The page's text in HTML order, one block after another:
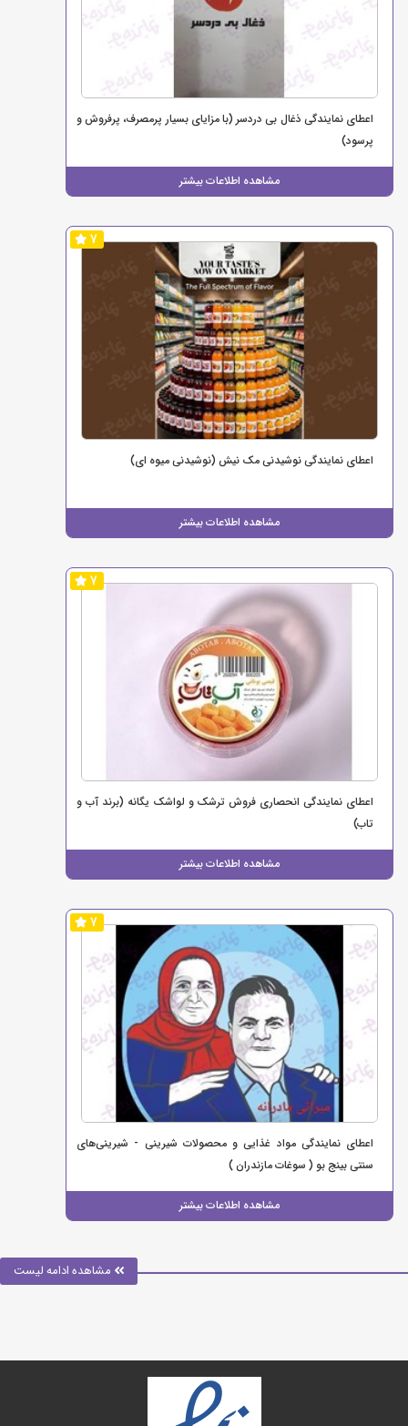
اعطای نمایندگی ذغال بی دردسر (با مزایای بسیار پرمصرف، پرفروش و
پرسود)
مشاهده اطلاعات بیشتر
7
اعطای نمایندگی نوشیدنی مک نیش (نوشیدنی میوه ای)
مشاهده اطلاعات بیشتر
7
اعطای نمایندگی انحصاری فروش ترشک و لواشک یگانه (برند آب و
تاب)
مشاهده اطلاعات بیشتر
7
اعطای نمایندگی مواد غذایی و محصولات شیرینی - شیرینی‌های
سنتی بینج بو ( سوغات مازندران )
مشاهده اطلاعات بیشتر
مشاهده ادامه لیست